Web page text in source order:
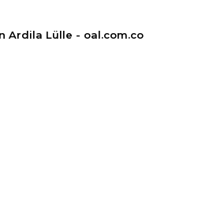
Ardila Lülle - oal.com.co